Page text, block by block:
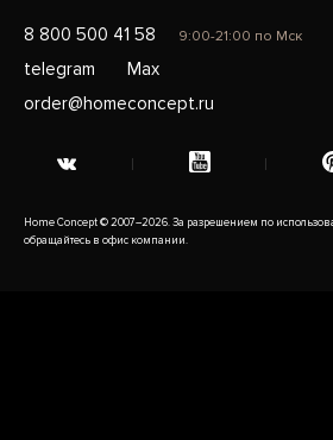
8 800 500 41 58 9:00-21:00 по Мск
telegram
Max
order@homeconcept.ru
Home Concept © 2007–2026. За разрешением по
обращайтесь в офис компании.